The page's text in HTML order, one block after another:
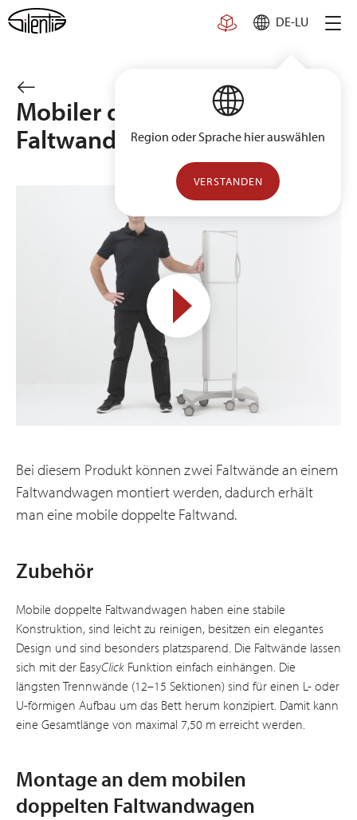
Skip
to
DE-LU
Region oder Sprache hier auswählen
VERSTANDEN
Mobiler doppelter
Faltwandwagen
Bei diesem Produkt können zwei Faltwände an einem
Faltwandwagen montiert werden, dadurch erhält
man eine mobile doppelte Faltwand.
Zubehör
Mobile doppelte Faltwandwagen haben eine stabile
Konstruktion, sind leicht zu reinigen, besitzen ein elegantes
Design und sind besonders platzsparend. Die Faltwände lassen
sich mit der EasyClick Funktion einfach einhängen. Die
längsten Trennwände (12–15 Sektionen) sind für einen L- oder
U-förmigen Aufbau um das Bett herum konzipiert. Damit kann
eine Gesamtlänge von maximal 7,50 m erreicht werden.
Montage an dem mobilen
doppelten Faltwandwagen